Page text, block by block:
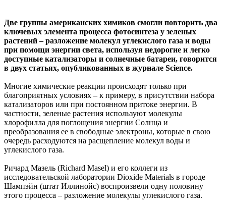
Две группы американских химиков смогли повторить два
ключевых элемента процесса фотосинтеза у зеленых
растений – разложение молекул углекислого газа и воды
при помощи энергии света, используя недорогие и легко
доступные катализаторы и солнечные батареи, говорится
в двух статьях, опубликованных в журнале Science.
Многие химические реакции происходят только при
благоприятных условиях – к примеру, в присутствии набора
катализаторов или при постоянном притоке энергии. В
частности, зеленые растения используют молекулы
хлорофилла для поглощения энергии Солнца и
преобразования ее в свободные электроны, которые в свою
очередь расходуются на расщепление молекул воды и
углекислого газа.
Ричард Мазель (Richard Masel) и его коллеги из
исследовательской лаборатории Dioxide Materials в городе
Шампэйн (штат Иллинойс) воспроизвели одну половину
этого процесса – разложение молекулы углекислого газа.